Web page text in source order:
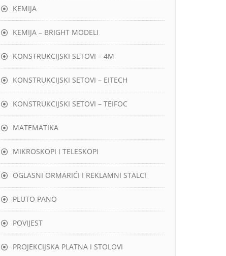
KEMIJA
KEMIJA – BRIGHT MODELI
KONSTRUKCIJSKI SETOVI – 4M
KONSTRUKCIJSKI SETOVI – EITECH
KONSTRUKCIJSKI SETOVI – TEIFOC
MATEMATIKA
MIKROSKOPI I TELESKOPI
OGLASNI ORMARIĆI I REKLAMNI STALCI
PLUTO PANO
POVIJEST
PROJEKCIJSKA PLATNA I STOLOVI